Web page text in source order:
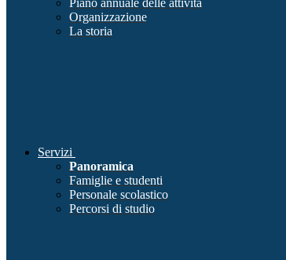
Piano annuale delle attività
Organizzazione
La storia
Servizi
Panoramica
Famiglie e studenti
Personale scolastico
Percorsi di studio